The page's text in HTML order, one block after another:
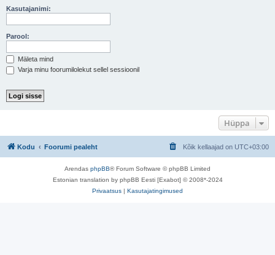
Kasutajanimi:
Parool:
Mäleta mind
Varja minu foorumilolekut sellel sessioonil
Hüppa
Kodu Foorumi pealeht Kõik kellaajad on UTC+03:00
Arendas phpBB® Forum Software © phpBB Limited
Estonian translation by phpBB Eesti [Exabot] © 2008*-2024
Privaatsus | Kasutajatingimused